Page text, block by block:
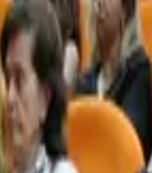
Barış ve Özgürlük
Bağlamında
Moderatörlüğünü DBB
yaptığı panele, Özgür
Şerif Camcı konuşmacı
ve Doğan Hatun,
DBB Meclisi Eşsözcüsü